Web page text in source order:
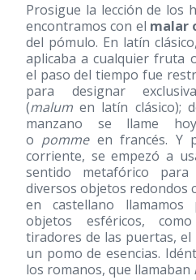
Prosigue la lección de los
encontramos con el malar
del pómulo. En latín
aplicaba a cualquier fruta
el paso del tiempo fue
para designar
(malum en latín clásico);
manzano se llame
o pomme en francés. Y
corriente, se empezó a
sentido metafórico
diversos objetos redondos
en castellano
objetos esféricos,
tiradores de las puertas,
un pomo de esencias.
los romanos, que llamaban